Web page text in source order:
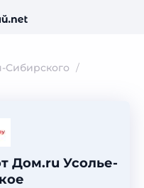
Сибирского
Дом.ru Усолье-